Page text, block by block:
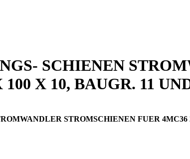
SCHIENEN
X 10, BAUGR. 11
STROMSCHIENEN FUER 4MC36